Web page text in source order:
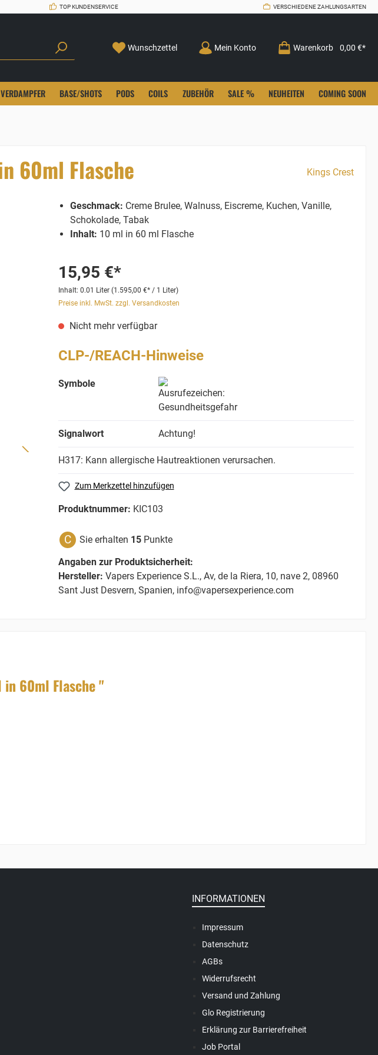
TOP KUNDENSERVICE VERSCHIEDENE ZAHLUNGSARTEN
Wunschzettel Mein Konto Warenkorb 0,00 €*
VERDAMPFER BASE/SHOTS PODS COILS ZUBEHÖR SALE % NEUHEITEN COMING SOON
60ml Flasche Kings Crest
Geschmack: Creme Brulee, Walnuss, Eiscreme, Kuchen, Vanille,
Schokolade, Tabak
Inhalt: 10 ml in 60 ml Flasche
15,95 €*
Inhalt: 0.01 Liter (1.595,00 €* / 1 Liter)
Preise inkl. MwSt. zzgl. Versandkosten
Nicht mehr verfügbar
CLP-/REACH-Hinweise
Symbole
Signalwort Achtung!
H317: Kann allergische Hautreaktionen verursachen.
Zum Merkzettel hinzufügen
Produktnummer: KIC103
C Sie erhalten 15 Punkte
Angaben zur Produktsicherheit:
Hersteller: Vapers Experience S.L., Av, de la Riera, 10, nave 2, 08960
Sant Just Desvern, Spanien, info@vapersexperience.com
60ml Flasche "
INFORMATIONEN
Impressum
Datenschutz
AGBs
Widerrufsrecht
Versand und Zahlung
Glo Registrierung
Erklärung zur Barrierefreiheit
Job Portal